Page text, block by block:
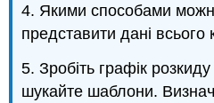
4. Якими способами
представити дані всього
5. Зробіть графік
шукайте шаблони.